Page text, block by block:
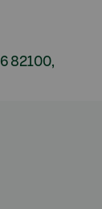
82100,